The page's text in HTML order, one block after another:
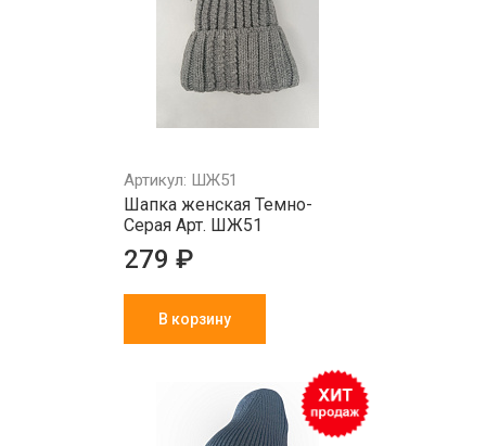
Артикул: ШЖ51
Шапка женская Темно-
Серая Арт. ШЖ51
279 ₽
В корзину